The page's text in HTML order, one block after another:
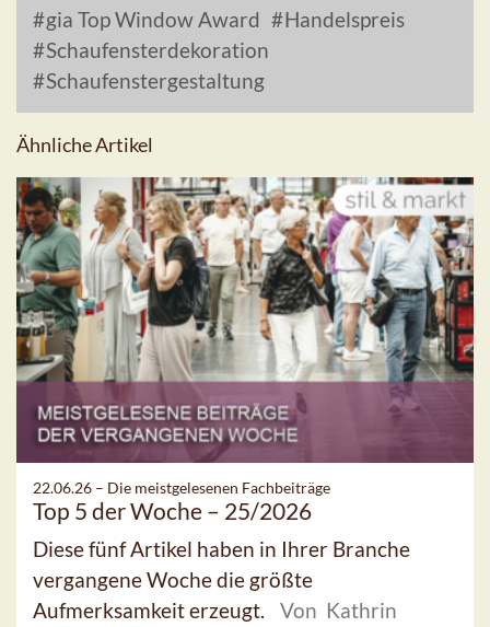
gia Top Window Award
Handelspreis
Schaufensterdekoration
Schaufenstergestaltung
Ähnliche Artikel
22.06.26 – Die meistgelesenen Fachbeiträge
Top 5 der Woche – 25/2026
Diese fünf Artikel haben in Ihrer Branche
vergangene Woche die größte
Aufmerksamkeit erzeugt.
Von Kathrin